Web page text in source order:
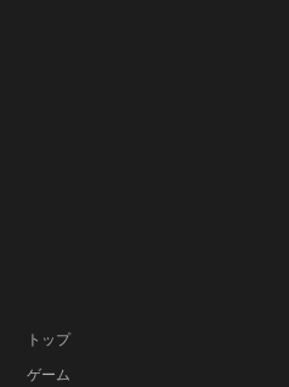
トップ
ゲーム